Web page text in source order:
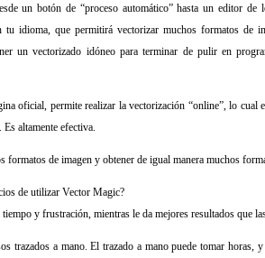
un botón de “proceso automático” hasta un editor de
tu idioma, que permitirá vectorizar muchos formatos de
un vectorizado idóneo para terminar de pulir en
oficial, permite realizar la vectorización “online”, lo cual
altamente efectiva.
formatos de imagen y obtener de igual manera muchos
de utilizar Vector Magic?
y frustración, mientras le da mejores resultados que
trazados a mano. El trazado a mano puede tomar horas,